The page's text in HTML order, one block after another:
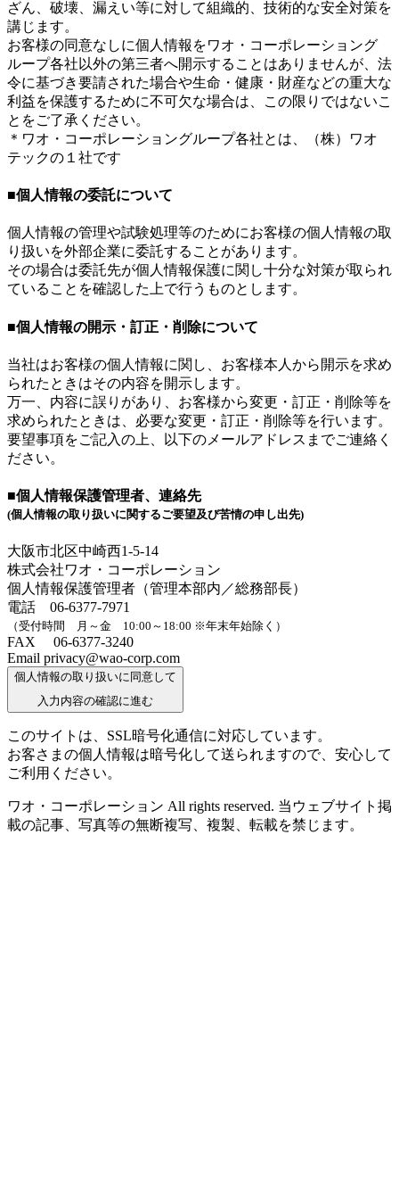
ざん、破壊、漏えい等に対して組織的、技術的な安全対策を
講じます。
お客様の同意なしに個人情報をワオ・コーポレーショング
ループ各社以外の第三者へ開示することはありませんが、法
令に基づき要請された場合や生命・健康・財産などの重大な
利益を保護するために不可欠な場合は、この限りではないこ
とをご了承ください。
＊ワオ・コーポレーショングループ各社とは、（株）ワオ
テックの１社です
■個人情報の委託について
個人情報の管理や試験処理等のためにお客様の個人情報の取
り扱いを外部企業に委託することがあります。
その場合は委託先が個人情報保護に関し十分な対策が取られ
ていることを確認した上で行うものとします。
■個人情報の開示・訂正・削除について
当社はお客様の個人情報に関し、お客様本人から開示を求め
られたときはその内容を開示します。
万一、内容に誤りがあり、お客様から変更・訂正・削除等を
求められたときは、必要な変更・訂正・削除等を行います。
要望事項をご記入の上、以下のメールアドレスまでご連絡く
ださい。
■個人情報保護管理者、連絡先
(個人情報の取り扱いに関するご要望及び苦情の申し出先)
大阪市北区中崎西1-5-14
株式会社ワオ・コーポレーション
個人情報保護管理者（管理本部内／総務部長）
電話 06-6377-7971
（受付時間 月～金 10:00～18:00 ※年末年始除く）
FAX 06-6377-3240
Email privacy@wao-corp.com
個人情報の取り扱いに同意して
入力内容の確認に進む
このサイトは、SSL暗号化通信に対応しています。
お客さまの個人情報は暗号化して送られますので、安心して
ご利用ください。
ワオ・コーポレーション All rights reserved. 当ウェブサイト掲
載の記事、写真等の無断複写、複製、転載を禁じます。